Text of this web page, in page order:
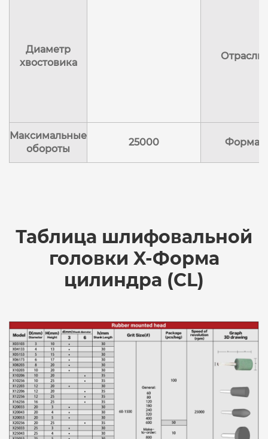
Диаметр
хвостовика
Отрасли
Максимальные
обороты
25000 Форма
Таблица шлифовальной
головки X-Форма
цилиндра (CL)